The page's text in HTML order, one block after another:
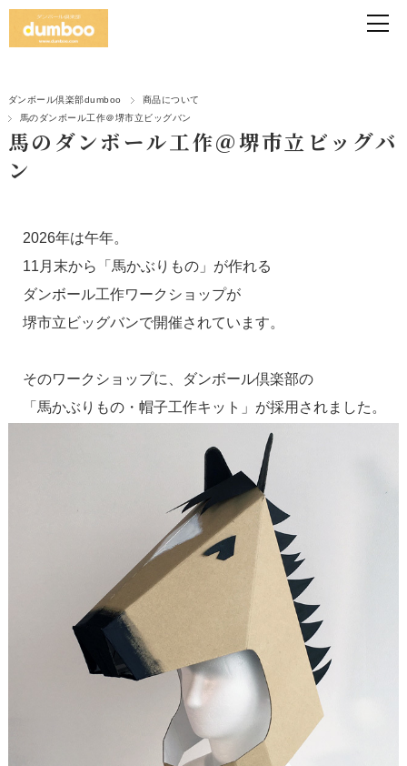
ダンボール倶楽部dumboo
商品について
馬のダンボール工作＠堺市立ビッグバン
馬のダンボール工作＠堺市立ビッグバ
ン
2026年は午年。
11月末から「馬かぶりもの」が作れる
ダンボール工作ワークショップが
堺市立ビッグバンで開催されています。
そのワークショップに、ダンボール倶楽部の
「馬かぶりもの・帽子工作キット」 が採用されました。